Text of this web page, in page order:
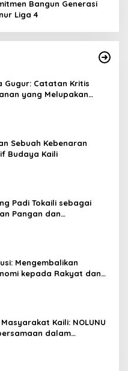
Bangun Generasi
Liga 4
Gugur: Catatan Kritis
yang Melupakan
Sebuah Kebenaran
Budaya Kaili
Padi Tokaili sebagai
Pangan dan
Mengembalikan
kepada Rakyat dan
Kaili: NOLUNU
dalam